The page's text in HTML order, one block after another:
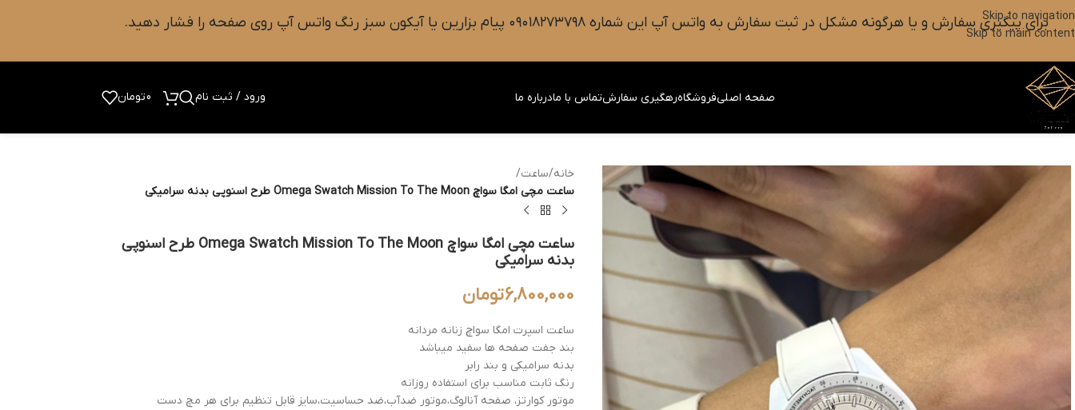
Skip to navigation
Skip to main content
برای پیگیری سفارش و یا هرگونه مشکل در ثبت سفارش به واتس آپ این شماره ۰۹۰۱۸۲۷۳۷۹۸ پیام بزارین یا آیکون سبز رنگ واتس آپ روی صفحه را فشار دهید.
صفحه اصلیفروشگاهرهگیری سفارشتماس با مادرباره ما ورود / ثبت نام 0تومان
خانه/ساعت/
ساعت مچی امگا سواچ Omega Swatch Mission To The Moon طرح اسنوپی بدنه سرامیکی
ساعت مچی امگا سواچ Omega Swatch Mission To The Moon طرح اسنوپی
بدنه سرامیکی
6,800,000تومان
ساعت اسپرت امگا سواچ زنانه مردانه
بند جفت صفحه ها سفید میباشد
بدنه سرامیکی و بند رابر
رنگ ثابت مناسب برای استفاده روزانه
موتور کوارتز، صفحه آنالوگ،موتور ضدآب،ضد حساسیت،سایز قابل تنظیم برای هر مچ دست